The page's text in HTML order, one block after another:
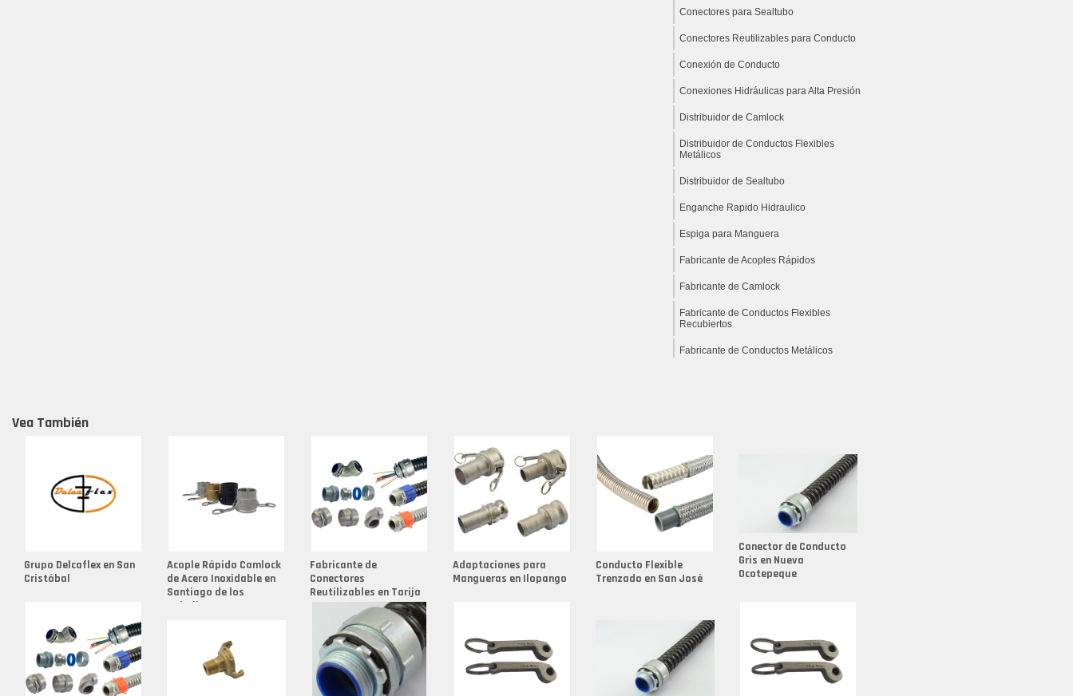
Conectores para Sealtubo
Conectores Reutilizables para Conducto
Conexión de Conducto
Conexiones Hidráulicas para Alta Presión
Distribuidor de Camlock
Distribuidor de Conductos Flexibles
Metálicos
Distribuidor de Sealtubo
Enganche Rapido Hidraulico
Espiga para Manguera
Fabricante de Acoples Rápidos
Fabricante de Camlock
Fabricante de Conductos Flexibles
Recubiertos
Fabricante de Conductos Metálicos
Fabricante de Kopex Flexible
Fabricante de Molde para Fundición
Fabricante de Racores
Fabricante de Racores en Aluminio
Fabricante de Racores en Latón
Fabricante de Sealtubo
Fabricante de Sealtubo 1/2
Fabricante de Sealtubo 3/4
Vea También
Grupo Delcaflex en San
Cristóbal
Acople Rápido Camlock
de Acero Inoxidable en
Santiago de los
Caballeros
Fabricante de
Conectores
Reutilizables en Tarija
Adaptaciones para
Mangueras en Ilopango
Conducto Flexible
Trenzado en San José
Conector de Conducto
Gris en Nueva
Ocotepeque